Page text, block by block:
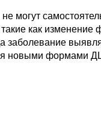
могут
как изменение
заболевание
новыми формами